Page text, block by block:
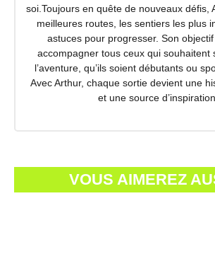
soi.Toujours en quête de nouveaux défis,
meilleures routes, les sentiers les plus
astuces pour progresser. Son
accompagner tous ceux qui souhaitent
l’aventure, qu’ils soient débutants ou
Avec Arthur, chaque sortie devient une
et une source d’inspiration.
VOUS AIMEREZ